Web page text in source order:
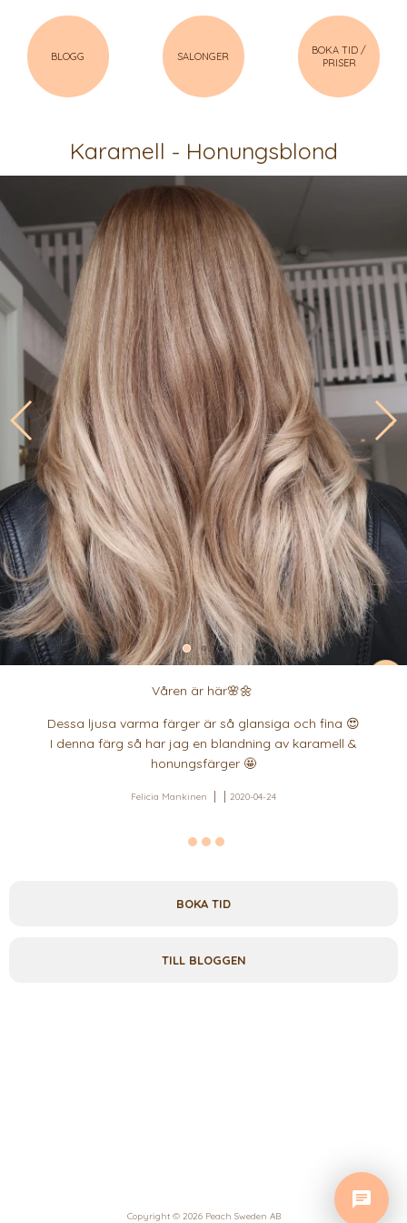
BLOGG SALONGER
BOKA TID /
PRISER
Karamell - Honungsblond
Våren är här🌸🌼
Dessa ljusa varma färger är så glansiga och fina 😍
I denna färg så har jag en blandning av karamell &
honungsfärger 🤩
Felicia Mankinen 2020-04-24
BOKA TID
TILL BLOGGEN
Copyright © 2026 Peach Sweden AB